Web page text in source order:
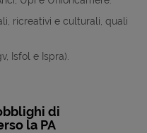
ricreativi e culturali, quali
Isfol e Ispra).
di
la PA